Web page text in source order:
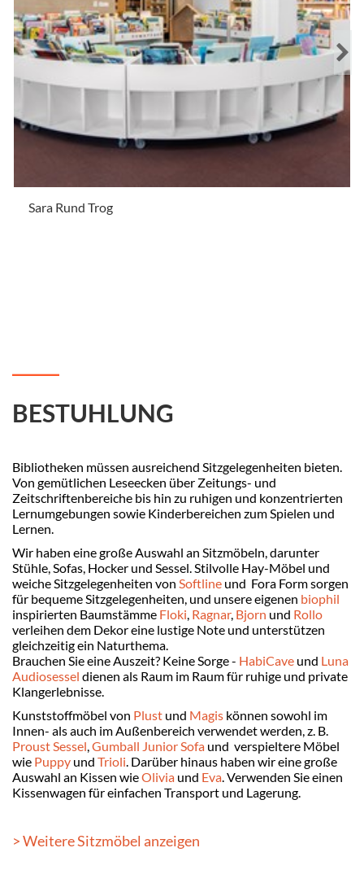
Sara Rund Trog
BESTUHLUNG
Bibliotheken müssen ausreichend Sitzgelegenheiten bieten.
Von gemütlichen Leseecken über Zeitungs- und
Zeitschriftenbereiche bis hin zu ruhigen und konzentrierten
Lernumgebungen sowie Kinderbereichen zum Spielen und
Lernen.
Wir haben eine große Auswahl an Sitzmöbeln, darunter
Stühle, Sofas, Hocker und Sessel. Stilvolle Hay-Möbel und
weiche Sitzgelegenheiten von Softline und Fora Form sorgen
für bequeme Sitzgelegenheiten, und unsere eigenen biophil
inspirierten Baumstämme Floki Ragnar, Bjorn und Rollo
verleihen dem Dekor eine lustige Note und unterstützen
gleichzeitig ein Naturthema.
Brauchen Sie eine Auszeit? Keine Sorge - HabiCave und Luna
Audiosessel dienen als Raum im Raum für ruhige und private
Klangerlebnisse.
Kunststoffmöbel von Plust und Magis können sowohl im
Innen- als auch im Außenbereich verwendet werden, z. B.
Proust Sessel Gumball Junior Sofa und verspieltere Möbel
wie Puppy und Trioli . Darüber hinaus haben wir eine große
Auswahl an Kissen wieOlivia und Eva . Verwenden Sie einen
Kissenwagen für einfachen Transport und Lagerung.
> Weitere Sitzmöbel anzeigen